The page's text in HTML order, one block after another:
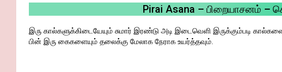
Pirai Asana – பிறையாசனம் –
இரு கால்களுக்கிடையேயும் சுமார் இரண்டு அடி இடைவெளி இருக்கும்படி
பின் இரு கைகளையும் தலைக்கு மேலாக நேராக உயர்த்தவும்.